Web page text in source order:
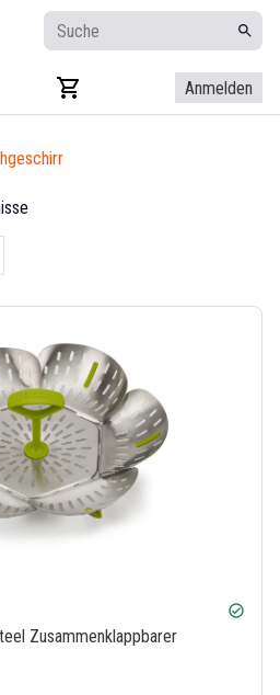
Anmelden
check_circle
Zusammenklappbarer